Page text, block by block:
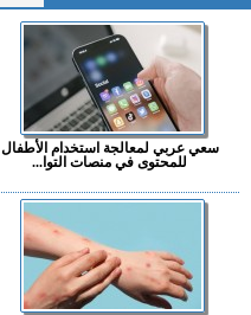
سعي عربي لمعالجة استخدام الأطفال
للمحتوى في منصات التوا...